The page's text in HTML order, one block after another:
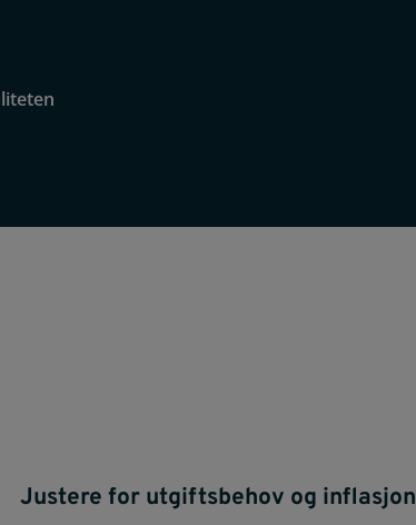
Justere for utgiftsbehov og inflasjon